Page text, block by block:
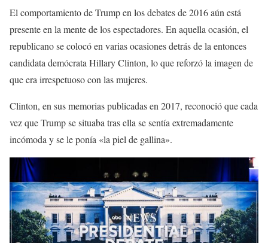
El comportamiento de Trump en los debates de 2016 aún está
presente en la mente de los espectadores. En aquella ocasión, el
republicano se colocó en varias ocasiones detrás de la entonces
candidata demócrata Hillary Clinton, lo que reforzó la imagen de
que era irrespetuoso con las mujeres.
Clinton, en sus memorias publicadas en 2017, reconoció que cada
vez que Trump se situaba tras ella se sentía extremadamente
incómoda y se le ponía «la piel de gallina».